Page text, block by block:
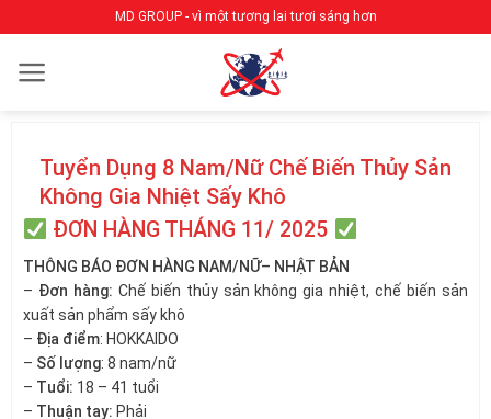
qua
nội
MD GROUP - vì một tương lai tươi sáng hơn
Tuyển Dụng 8 Nam/Nữ Chế Biến Thủy Sản
Không Gia Nhiệt Sấy Khô
ĐƠN HÀNG THÁNG 11/ 2025
THÔNG BÁO ĐƠN HÀNG NAM/NỮ– NHẬT BẢN
– Đơn hàng: Chế biến thủy sản không gia nhiệt, chế biến sản
xuất sản phẩm sấy khô
– Địa điểm: HOKKAIDO
– Số lượng: 8 nam/nữ
– Tuổi: 18 – 41 tuổi
– Thuận tay: Phải